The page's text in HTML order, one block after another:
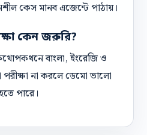
কেস মানব এজেন্টে পাঠায়।
কেন জরুরি?
বাংলা, ইংরেজি ও
পরীক্ষা না করলে ডেমো ভালো
পারে।